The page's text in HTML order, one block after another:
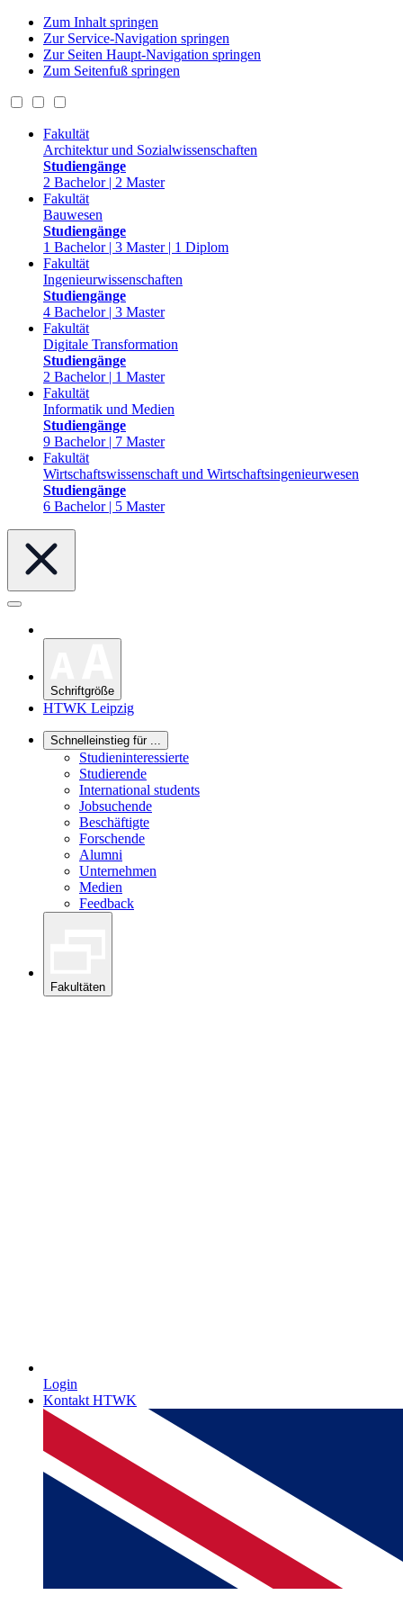
Zum Inhalt springen
Zur Service-Navigation springen
Zur Seiten Haupt-Navigation springen
Zum Seitenfuß springen
Fakultät
Architektur und Sozialwissenschaften
Studiengänge
2 Bachelor | 2 Master
Fakultät
Bauwesen
Studiengänge
1 Bachelor | 3 Master | 1 Diplom
Fakultät
Ingenieurwissenschaften
Studiengänge
4 Bachelor | 3 Master
Fakultät
Digitale Transformation
Studiengänge
2 Bachelor | 1 Master
Fakultät
Informatik und Medien
Studiengänge
9 Bachelor | 7 Master
Fakultät
Wirtschaftswissenschaft und Wirtschaftsingenieurwesen
Studiengänge
6 Bachelor | 5 Master
Schriftgröße
HTWK Leipzig
Schnelleinstieg für ...
Studieninteressierte
Studierende
International students
Jobsuchende
Beschäftigte
Forschende
Alumni
Unternehmen
Medien
Feedback
Fakultäten
Login
Kontakt HTWK